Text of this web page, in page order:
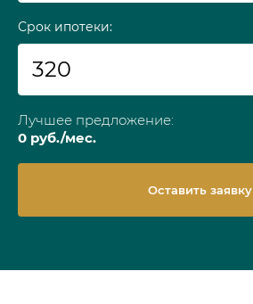
Срок ипотеки:
Лучшее предложение:
0 руб./мес.
Оставить заявку